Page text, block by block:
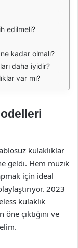
edilmeli?
kadar olmalı?
daha iyidir?
var mı?
kulaklıklar
geldi. Hem müzik
için ideal
2023
kulaklık
çıktığını ve